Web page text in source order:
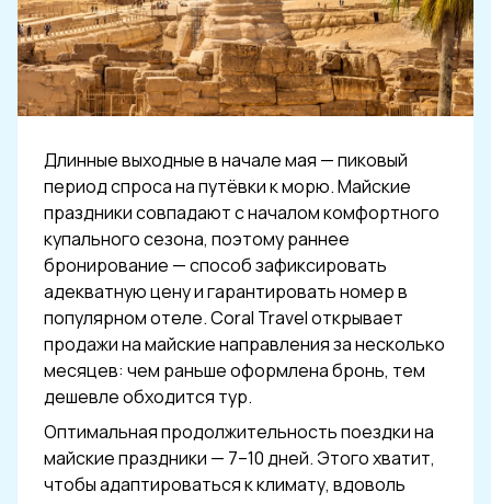
Длинные выходные в начале мая — пиковый
период спроса на путёвки к морю. Майские
праздники совпадают с началом комфортного
купального сезона, поэтому раннее
бронирование — способ зафиксировать
адекватную цену и гарантировать номер в
популярном отеле. Coral Travel открывает
продажи на майские направления за несколько
месяцев: чем раньше оформлена бронь, тем
дешевле обходится тур.
Оптимальная продолжительность поездки на
майские праздники — 7–10 дней. Этого хватит,
чтобы адаптироваться к климату, вдоволь